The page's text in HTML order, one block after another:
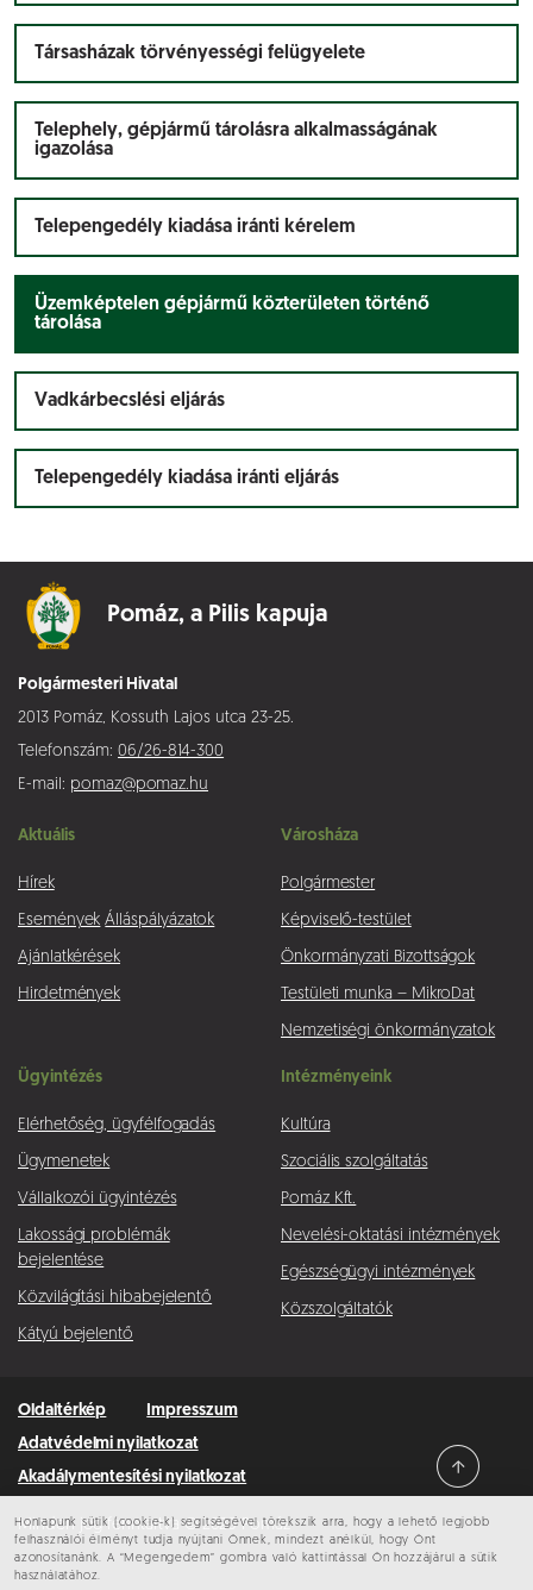
Honlapunk sütik (cookie-k) segítségével törekszik arra, hogy a lehető legjobb
felhasználói élményt tudja nyújtani Önnek, mindezt anélkül, hogy Önt
azonosítanánk. A “Megengedem” gombra való kattintással Ön hozzájárul a sütik
használatához.
Társasházak törvényességi felügyelete
Telephely, gépjármű tárolásra alkalmasságának
igazolása
Telepengedély kiadása iránti kérelem
Üzemképtelen gépjármű közterületen történő
tárolása
Vadkárbecslési eljárás
Telepengedély kiadása iránti eljárás
Pomáz, a Pilis kapuja
Polgármesteri Hivatal
2013 Pomáz, Kossuth Lajos utca 23-25.
Telefonszám: 06/26-814-300
E-mail: pomaz@pomaz.hu
Aktuális
Hírek
Események Álláspályázatok
Ajánlatkérések
Hirdetmények
Városháza
Polgármester
Képviselő-testület
Önkormányzati Bizottságok
Testületi munka – MikroDat
Nemzetiségi önkormányzatok
Ügyintézés
Elérhetőség, ügyfélfogadás
Ügymenetek
Vállalkozói ügyintézés
Lakossági problémák
bejelentése
Közvilágítási hibabejelentő
Kátyú bejelentő
Intézményeink
Kultúra
Szociális szolgáltatás
Pomáz Kft.
Nevelési-oktatási intézmények
Egészségügyi intézmények
Közszolgáltatók
Oldaltérkép
Impresszum
Adatvédelmi nyilatkozat
Akadálymentesítési nyilatkozat
Minden jog fenntartva © 2026 Pomáz